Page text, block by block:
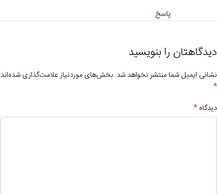
پاسخ
دیدگاهتان را بنویسید
نشانی ایمیل شما منتشر نخواهد شد. بخش‌های موردنیاز علامت‌گذاری شده‌اند
*
دیدگاه *